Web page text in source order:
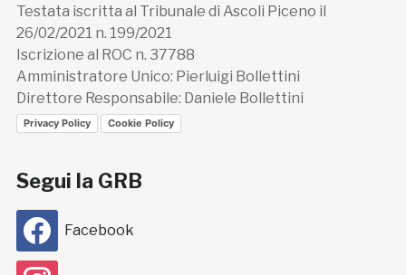
Testata iscritta al Tribunale di Ascoli Piceno il
26/02/2021 n. 199/2021
Iscrizione al ROC n. 37788
Amministratore Unico: Pierluigi Bollettini
Direttore Responsabile: Daniele Bollettini
Privacy Policy Cookie Policy
Segui la GRB
Facebook